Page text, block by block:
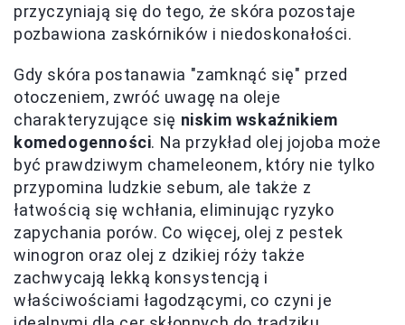
przyczyniają się do tego, że skóra pozostaje
pozbawiona zaskórników i niedoskonałości.
Gdy skóra postanawia "zamknąć się" przed
otoczeniem, zwróć uwagę na oleje
charakteryzujące się niskim wskaźnikiem
komedogenności. Na przykład olej jojoba może
być prawdziwym chameleonem, który nie tylko
przypomina ludzkie sebum, ale także z
łatwością się wchłania, eliminując ryzyko
zapychania porów. Co więcej, olej z pestek
winogron oraz olej z dzikiej róży także
zachwycają lekką konsystencją i
właściwościami łagodzącymi, co czyni je